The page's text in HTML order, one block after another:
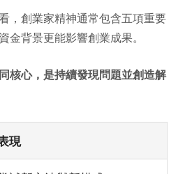
，創業家精神通常包含五項重要
金背景更能影響創業成果。
核心，是持續發現問題並創造解
現